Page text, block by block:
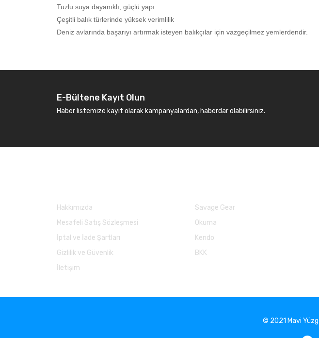
Tuzlu suya dayanıklı, güçlü yapı
Çeşitli balık türlerinde yüksek verimlilik
Deniz avlarında başarıyı artırmak isteyen balıkçılar için vazgeçilmez yemlerdendir.
E-Bültene Kayıt Olun
Haber listemize kayıt olarak kampanyalardan, haberdar olabilirsiniz.
Hakkımızda
Mesafeli Satış Sözleşmesi
İptal ve İade Şartları
Gizlilik ve Güvenlik
İletişim
Savage Gear
Okuma
Kendo
BKK
© 2021 Mavi